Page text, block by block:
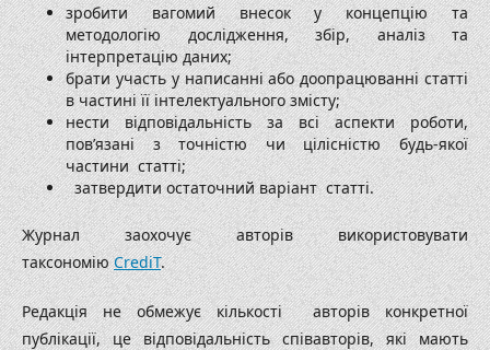
зробити вагомий внесок у концепцію та
методологію дослідження, збір, аналіз та
інтерпретацію даних;
брати участь у написанні або доопрацюванні статті
в частині її інтелектуального змісту;
нести відповідальність за всі аспекти роботи,
пов’язані з точністю чи цілісністю будь-якої
частини статті;
затвердити остаточний варіант статті.
Журнал заохочує авторів використовувати
таксономіюCrediT.
Редакція не обмежує кількості авторів конкретної
публікації, це відповідальність співавторів, які мають